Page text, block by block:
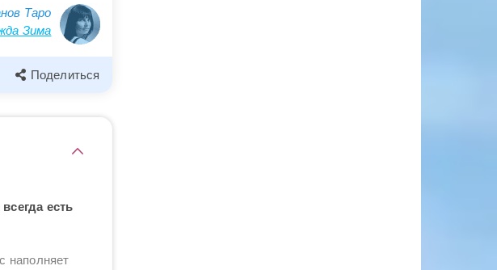
Таро
Зима
Поделиться
есть
наполняет